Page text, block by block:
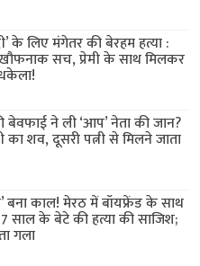
के लिए मंगेतर की बेरहम हत्या :
सच, प्रेमी के साथ मिलकर
बेवफाई ने ली ‘आप’ नेता की जान?
शव, दूसरी पत्नी से मिलने जाता
बना काल! मेरठ में बॉयफ्रेंड के साथ
साल के बेटे की हत्या की साजिश;
गला